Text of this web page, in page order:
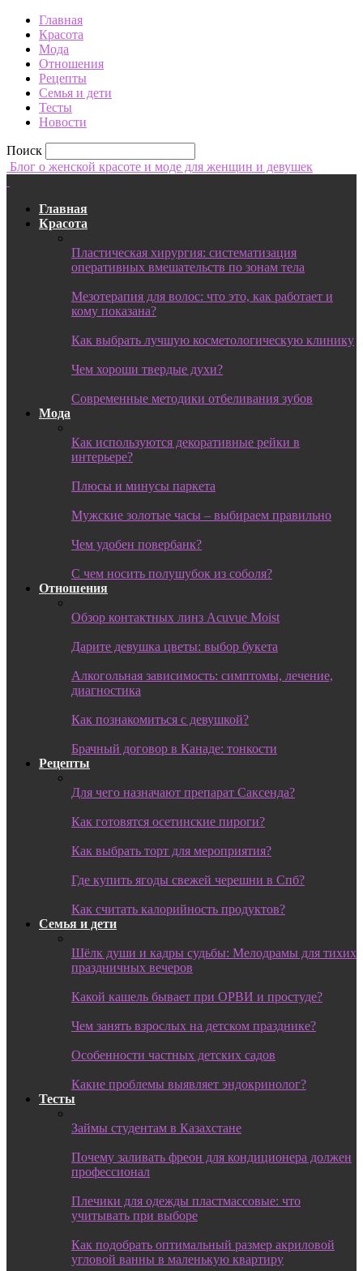
Главная
Красота
Мода
Отношения
Рецепты
Семья и дети
Тесты
Новости
Поиск
Блог о женской красоте и моде для женщин и девушек
Главная
Красота
Пластическая хирургия: систематизация
оперативных вмешательств по зонам тела
Мезотерапия для волос: что это, как работает и
кому показана?
Как выбрать лучшую косметологическую клинику
Чем хороши твердые духи?
Современные методики отбеливания зубов
Мода
Как используются декоративные рейки в
интерьере?
Плюсы и минусы паркета
Мужские золотые часы – выбираем правильно
Чем удобен повербанк?
С чем носить полушубок из соболя?
Отношения
Обзор контактных линз Acuvue Moist
Дарите девушка цветы: выбор букета
Алкогольная зависимость: симптомы, лечение,
диагностика
Как познакомиться с девушкой?
Брачный договор в Канаде: тонкости
Рецепты
Для чего назначают препарат Саксенда?
Как готовятся осетинские пироги?
Как выбрать торт для мероприятия?
Где купить ягоды свежей черешни в Спб?
Как считать калорийность продуктов?
Семья и дети
Шёлк души и кадры судьбы: Мелодрамы для тихих
праздничных вечеров
Какой кашель бывает при ОРВИ и простуде?
Чем занять взрослых на детском празднике?
Особенности частных детских садов
Какие проблемы выявляет эндокринолог?
Тесты
Займы студентам в Казахстане
Почему заливать фреон для кондиционера должен
профессионал
Плечики для одежды пластмассовые: что
учитывать при выборе
Как подобрать оптимальный размер акриловой
угловой ванны в маленькую квартиру